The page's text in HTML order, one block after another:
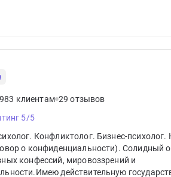
клиентам 29 отзывов
5/5
Конфликтолог. Бизнес-психолог.
о конфиденциальности). Солидный
конфессий, мировоззрений и
действительную